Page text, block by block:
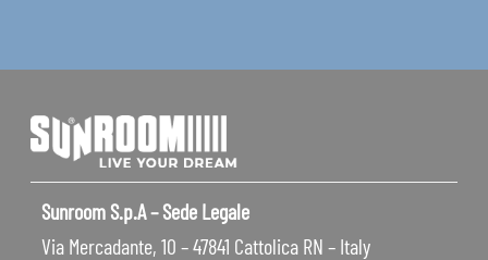
Sunroom S.p.A – Sede Legale
Via Mercadante, 10 – 47841 Cattolica RN – Italy